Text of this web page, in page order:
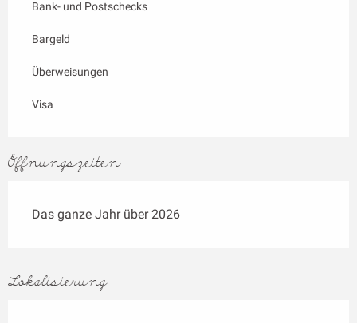
Bank- und Postschecks
Bargeld
Überweisungen
Visa
Öffnungszeiten
Das ganze Jahr über 2026
Lokalisierung